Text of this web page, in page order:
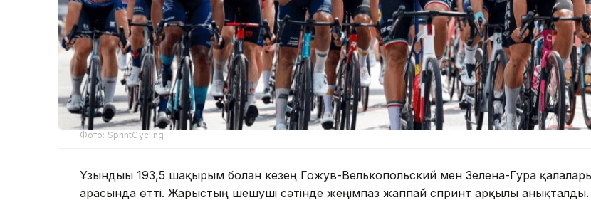
Фото: SprintCycling
Ұзындығы 193,5 шақырым болған кезең Гожув-Велькопольский мен Зелена-Гура
арасында өтті. Жарыстың шешуші сәтінде жеңімпаз жаппай спринт арқылы анықталды.